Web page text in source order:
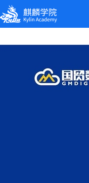
麒麟学院
Kylin Academy